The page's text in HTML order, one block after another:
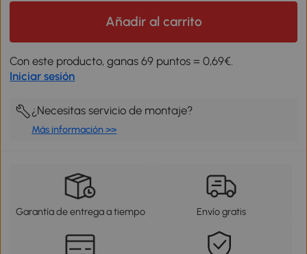
Añadir al carrito
Con este producto, ganas 69 puntos = 0,69€.
Iniciar sesión
¿Necesitas servicio de montaje?
Más información >>
Garantía de entrega a tiempo Envío gratis